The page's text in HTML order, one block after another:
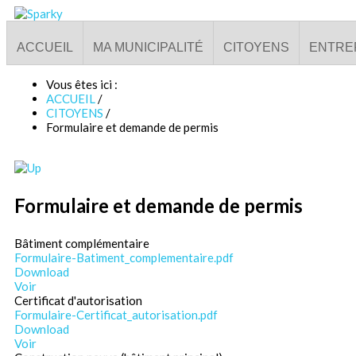
ACCUEIL MA MUNICIPALITÉ CITOYENS
Vous êtes ici :
ACCUEIL/
CITOYENS /
Formulaire et demande de permis
Formulaire et demande de permis
Bâtiment complémentaire
Formulaire-Batiment_complementaire.pdf
Download
Voir
Certificat d'autorisation
Formulaire-Certificat_autorisation.pdf
Download
Voir